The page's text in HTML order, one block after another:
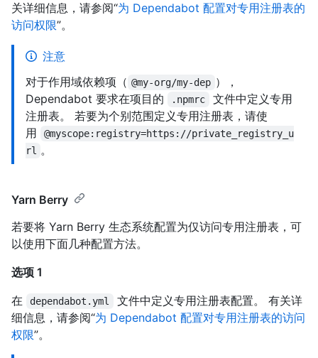
关详细信息，请参阅“为 Dependabot 配置对专用注册表的
访问权限”。
注意
对于作用域依赖项（ @my-org/my-dep ），
Dependabot 要求在项目的
.npmrc
文件中定义专用
注册表。 若要为个别范围定义专用注册表，请使
用
@myscope:registry=https://private_registry_u
rl 。
Yarn Berry
若要将 Yarn Berry 生态系统配置为仅访问专用注册表，可
以使用下面几种配置方法。
选项 1
在
dependabot.yml
文件中定义专用注册表配置。 有关详
细信息，请参阅“为 Dependabot 配置对专用注册表的访问
权限”。